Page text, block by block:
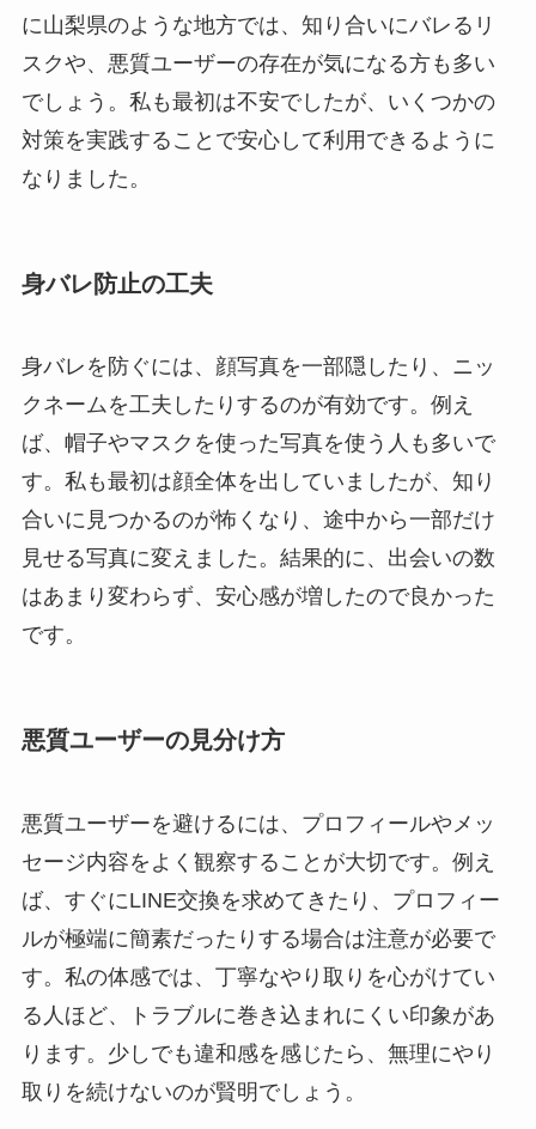
に山梨県のような地方では、知り合いにバレるリ
スクや、悪質ユーザーの存在が気になる方も多い
でしょう。私も最初は不安でしたが、いくつかの
対策を実践することで安心して利用できるように
なりました。
身バレ防止の工夫
身バレを防ぐには、顔写真を一部隠したり、ニッ
クネームを工夫したりするのが有効です。例え
ば、帽子やマスクを使った写真を使う人も多いで
す。私も最初は顔全体を出していましたが、知り
合いに見つかるのが怖くなり、途中から一部だけ
見せる写真に変えました。結果的に、出会いの数
はあまり変わらず、安心感が増したので良かった
です。
悪質ユーザーの見分け方
悪質ユーザーを避けるには、プロフィールやメッ
セージ内容をよく観察することが大切です。例え
ば、すぐにLINE交換を求めてきたり、プロフィー
ルが極端に簡素だったりする場合は注意が必要で
す。私の体感では、丁寧なやり取りを心がけてい
る人ほど、トラブルに巻き込まれにくい印象があ
ります。少しでも違和感を感じたら、無理にやり
取りを続けないのが賢明でしょう。